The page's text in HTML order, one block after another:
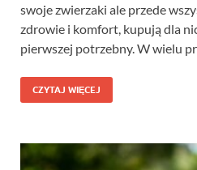
swoje zwierzaki ale przede
zdrowie i komfort, kupują dla
pierwszej potrzebny. W wielu
CZYTAJ WIĘCEJ